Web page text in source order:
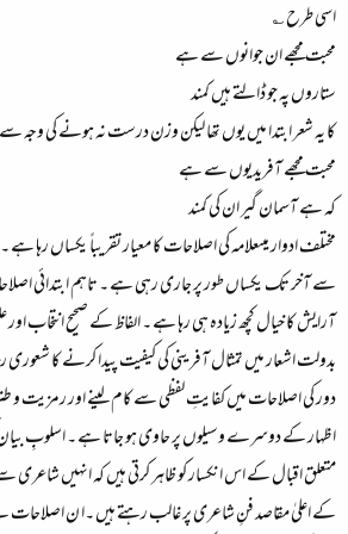
اسی طرح ؎
محبت مجھے ان جوانوں سے ہے
ستاروں پہ جو ڈالتے ہیں کمند
کا یہ شعر ابتدا میں یوں تھا لیکن وزن درست نہ ہونے کی وجہ
محبت مجھے آفریدیوں سے ہے
کہ ہے آسمان گیر ان کی کمند
مختلف ادوار میںعلامہ کی اصلاحات کا معیار تقریباً یکساں
سے آخر تک یکساں طور پر جاری رہی ہے ۔ تاہم ابتدائی
آرایش کا خیال کچھ زیادہ ہی رہا ہے ۔ الفاظ کے صحیح انتخاب
بدولت اشعار میں تمثال آفرینی کی کیفیت پیدا کرنے کا شعوری
دور کی اصلاحات میں کفایتِ لفظی سے کام لینے اور رمزیت و
اظہار کے دوسرے وسیلوں پر حاوی ہو جاتا ہے ۔ اسلوبِ بیان
متعلق اقبال کے اس انکسار کو ظاہر کرتی ہیں کہ انہیں شاعری
کے اعلیٰ مقاصد فنِ شاعری پر غالب رہتے ہیں ۔ا ن اصلاحات سے